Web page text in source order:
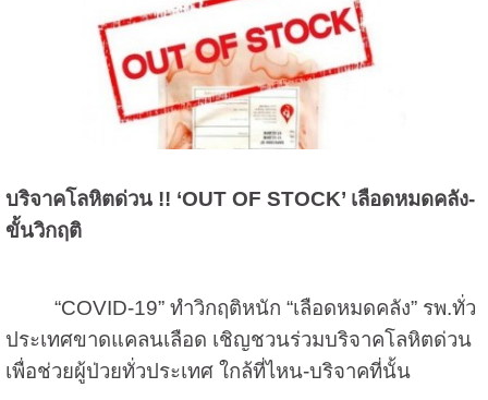
บริจาคโลหิตด่วน !! ‘OUT OF STOCK’ เลือดหมดคลัง-
ขั้นวิกฤติ
“COVID-19” ทำวิกฤติหนัก “เลือดหมดคลัง” รพ.ทั่ว
ประเทศขาดแคลนเลือด เชิญชวนร่วมบริจาคโลหิตด่วน
เพื่อช่วยผู้ป่วยทั่วประเทศ ใกล้ที่ไหน-บริจาคที่นั้น